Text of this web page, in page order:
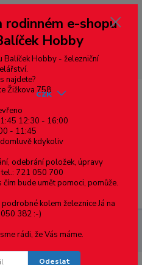
zemí, pokud chcete platit v eurech
přepočet měny - pravý horní roh ---
zásilku nevyzvednete, bude po
platbou za poštovné, v opačném
na blacklist a rušeny následující
Menu
CZK
e-shopu
Hobby
Balíček Hobby - železniční
najdete?
Žižkova 758
12:30 - 16:00
- 11:45
kdykoliv
odebrání položek, úpravy
721 050 700
bude umět pomoci, pomůže.
kolem železnice Já na
382 :-)
rádi, že Vás máme.
Odeslat